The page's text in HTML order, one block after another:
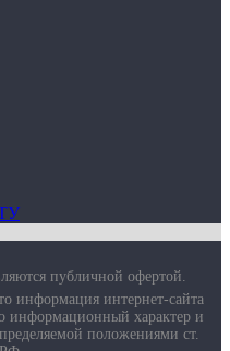
публичной офертой.
информация интернет-сайта
информационный характер и
положениями ст.